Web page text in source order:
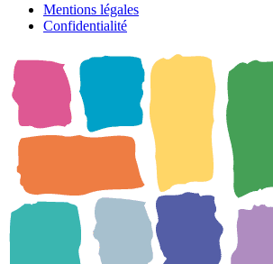
Mentions légales
Confidentialité